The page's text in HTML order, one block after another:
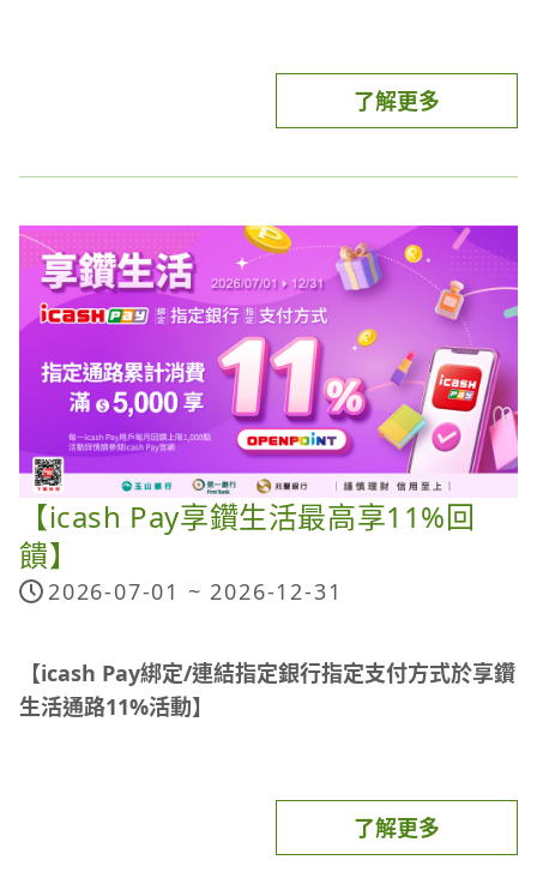
了解更多
【icash Pay享鑽生活最高享11%回
饋】
2026-07-01 ~ 2026-12-31
【icash Pay綁定/連結指定銀行指定支付方式於享鑽
生活通路11%活動】
了解更多